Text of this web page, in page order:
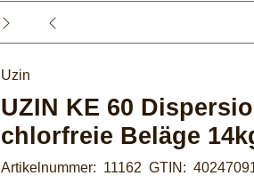
Uzin
UZIN KE 60
chlorfreie Beläge
Artikelnummer: 11162 GTIN: